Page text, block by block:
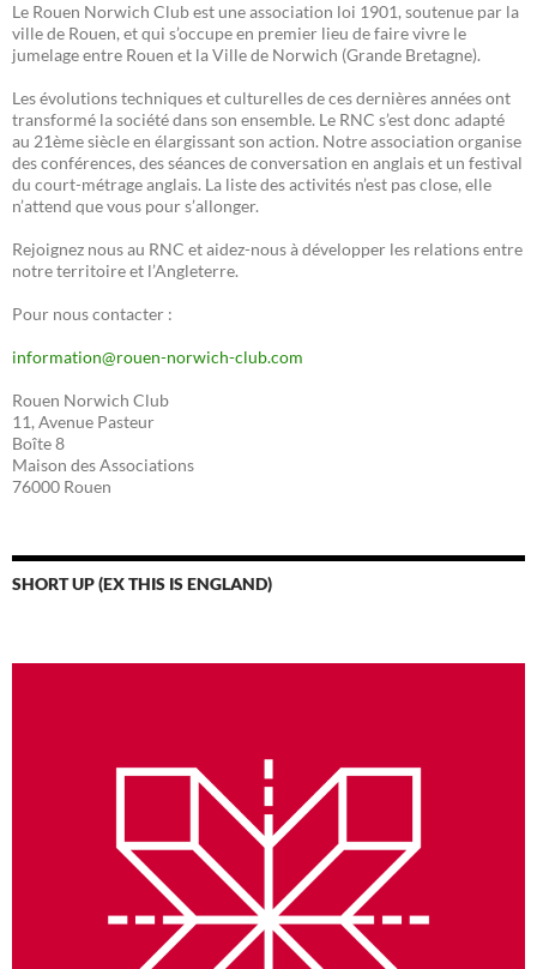
Le Rouen Norwich Club est une association loi 1901, soutenue par la
ville de Rouen, et qui s’occupe en premier lieu de faire vivre le
jumelage entre Rouen et la Ville de Norwich (Grande Bretagne).
Les évolutions techniques et culturelles de ces dernières années ont
transformé la société dans son ensemble. Le RNC s’est donc adapté
au 21ème siècle en élargissant son action. Notre association organise
des conférences, des séances de conversation en anglais et un festival
du court-métrage anglais. La liste des activités n’est pas close, elle
n’attend que vous pour s’allonger.
Rejoignez nous au RNC et aidez-nous à développer les relations entre
notre territoire et l’Angleterre.
Pour nous contacter :
information@rouen-norwich-club.com
Rouen Norwich Club
11, Avenue Pasteur
Boîte 8
Maison des Associations
76000 Rouen
SHORT UP (EX THIS IS ENGLAND)